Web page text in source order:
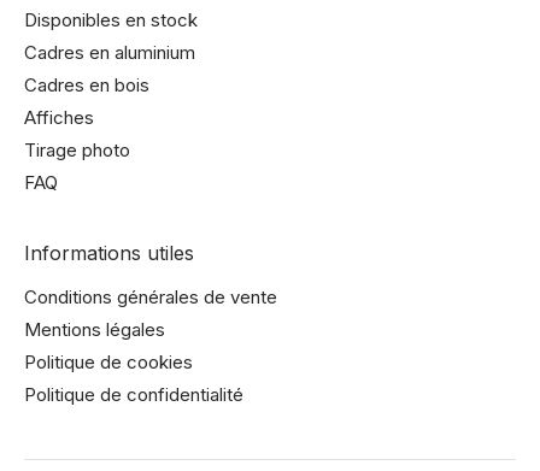
Disponibles en stock
Cadres en aluminium
Cadres en bois
Affiches
Tirage photo
FAQ
Informations utiles
Conditions générales de vente
Mentions légales
Politique de cookies
Politique de confidentialité